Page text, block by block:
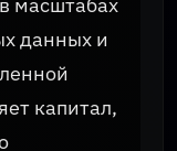
данных и
капитал,